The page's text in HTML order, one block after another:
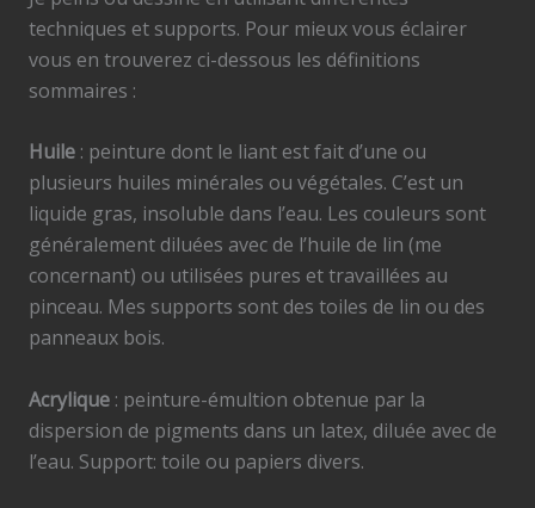
techniques et supports. Pour mieux vous éclairer
vous en trouverez ci-dessous les définitions
sommaires :
Huile : peinture dont le liant est fait d’une ou
plusieurs huiles minérales ou végétales. C’est un
liquide gras, insoluble dans l’eau. Les couleurs sont
généralement diluées avec de l’huile de lin (me
concernant) ou utilisées pures et travaillées au
pinceau. Mes supports sont des toiles de lin ou des
panneaux bois.
Acrylique : peinture-émultion obtenue par la
dispersion de pigments dans un latex, diluée avec de
l’eau. Support: toile ou papiers divers.